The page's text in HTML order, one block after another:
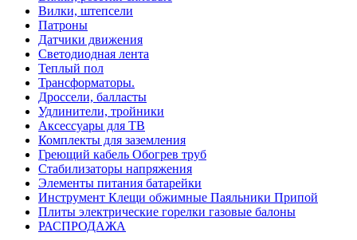
Вилки, штепсели
Патроны
Датчики движения
Светодиодная лента
Теплый пол
Трансформаторы.
Дроссели, балласты
Удлинители, тройники
Аксессуары для ТВ
Комплекты для заземления
Греющий кабель Обогрев труб
Стабилизаторы напряжения
Элементы питания батарейки
Инструмент Клещи обжимные Паяльники Припой
Плиты электрические горелки газовые балоны
РАСПРОДАЖА